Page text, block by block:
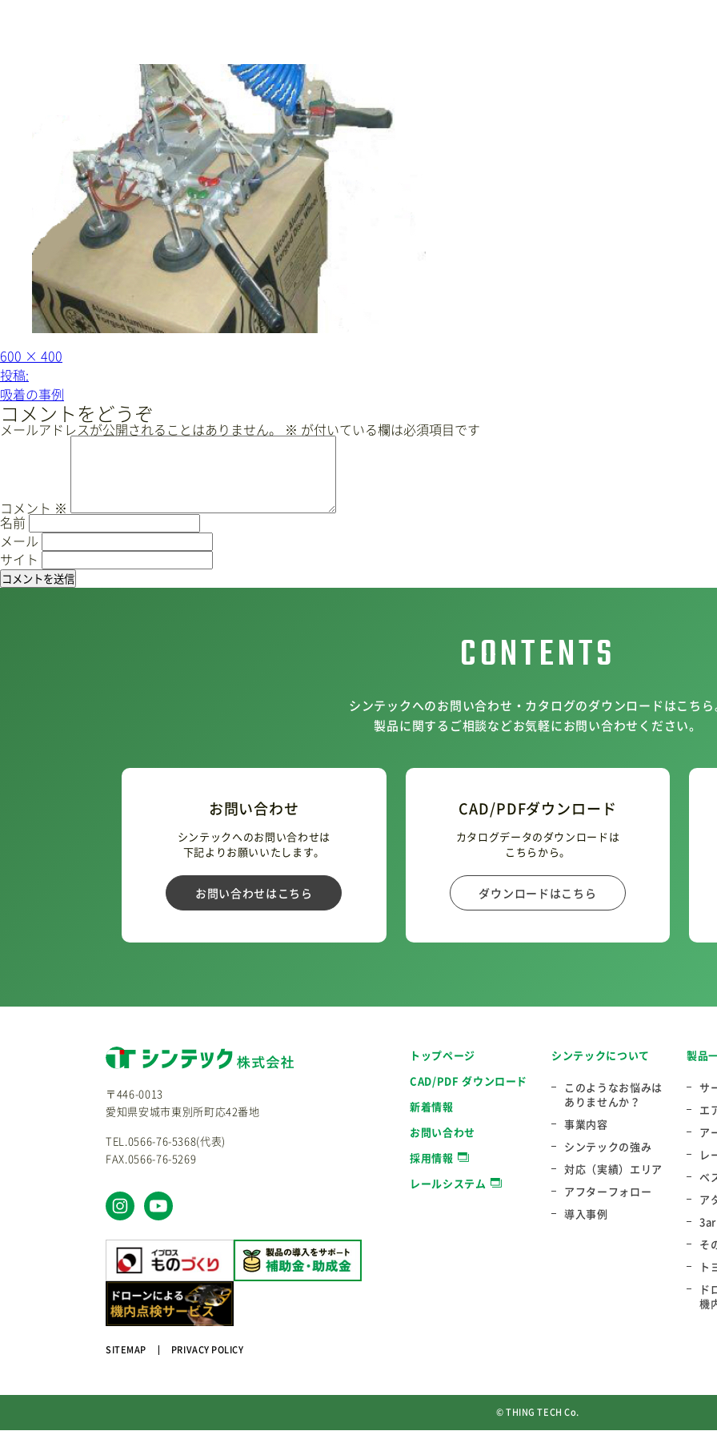
フ
ル
サ
イ
ズ
600 × 400
投
稿
ナ
ビ
ョ
ン
投稿:
吸着の事例
コメントをどうぞ
メールアドレスが公開されることはありません。 ※ が付いている欄は必須項目です
コメント ※
名前
メール
サイト
CONTENTS
シンテックへのお問い合わせ・カタログのダウンロードはこち
製品に関するご相談などお気軽にお問い合わせください。
お問い合わせ
シンテックへのお問い合わせは
下記よりお願いいたします。
お問い合わせはこちら
CAD/PDFダウンロード
カタログデータのダウンロードは
こちらから。
ダウンロードはこちら
〒446-0013
愛知県安城市東別所町応42番地
TEL.0566-76-5368(代表)
FAX.0566-76-5269
SITEMAP PRIVACY POLICY
トップページ
CAD/PDF ダウンロード
新着情報
お問い合わせ
採用情報
レールシステム
シンテックについて
このようなお悩みは
ありませんか？
事業内容
シンテックの強み
対応（実績）エリア
アフターフォロー
導入事例
製品
サ
エ
ア
レ
ベ
ア
そ
ト
ド
機
© THING TECH Co.